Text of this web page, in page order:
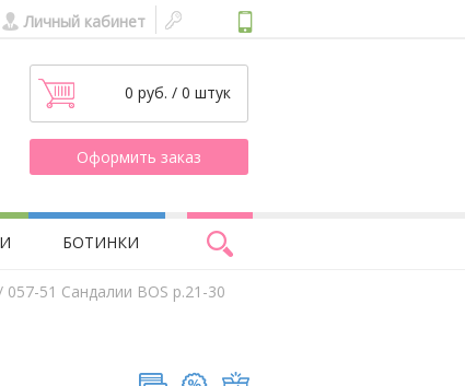
Личный кабинет
0 руб. / 0 штук
Оформить заказ
БОТИНКИ
057-51 Сандалии BOS р.21-30